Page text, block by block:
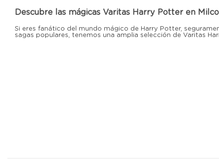
Descubre las mágicas Varitas Harry Potter en
Si eres fanático del mundo mágico de Harry Potter,
sagas populares, tenemos una amplia selección de Varitas